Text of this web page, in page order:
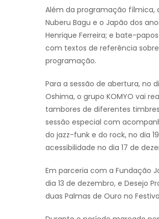
Além da programação fílmica,
Nuberu Bagu e o Japão dos
Henrique Ferreira; e bate-
com textos de referência
programação.
Para a sessão de abertura, no
Oshima, o grupo KOMYO vai
tambores de diferentes
sessão especial com
do jazz-funk e do rock, no dia
acessibilidade no dia 17 de
Em parceria com a Fundação
dia 13 de dezembro, e Desejo
duas Palmas de Ouro no